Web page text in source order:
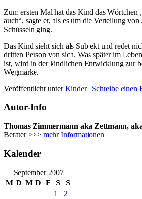
Zum ersten Mal hat das Kind das Wörtchen
auch“, sagte er, als es um die Verteilung
Schüsseln ging.
Das Kind sieht sich als Subjekt und redet
dritten Person von sich. Was später im
ist, wird in der kindlichen Entwicklung zur
Wegmarke.
Veröffentlicht unter Kinder | Schreibe einen
Autor-Info
Thomas Zimmermann aka Zettmann,
Berater>>> mehr Informationen
Kalender
September 2007
M D M D F S
S
1
2